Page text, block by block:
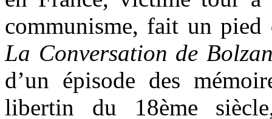
communisme, fait un pied
La Conversation de
d’un épisode des
libertin du 18ème